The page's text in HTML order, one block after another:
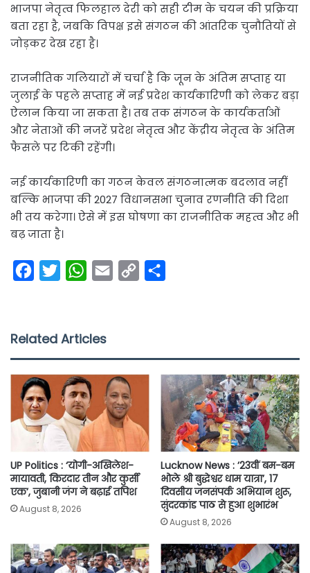
भाजपा नेतृत्व फिलहाल देरी को सही टीम के चयन की प्रक्रिया
बता रहा है, जबकि विपक्ष इसे संगठन की आंतरिक चुनौतियों से
जोड़कर देख रहा है।
राजनीतिक गलियारों में चर्चा है कि जून के अंतिम सप्ताह या
जुलाई के पहले सप्ताह में नई प्रदेश कार्यकारिणी को लेकर बड़ा
ऐलान किया जा सकता है। तब तक संगठन के कार्यकर्ताओं
और नेताओं की नजरें प्रदेश नेतृत्व और केंद्रीय नेतृत्व के अंतिम
फैसले पर टिकी रहेंगी।
नई कार्यकारिणी का गठन केवल संगठनात्मक बदलाव नहीं
बल्कि भाजपा की 2027 विधानसभा चुनाव रणनीति की दिशा
भी तय करेगा। ऐसे में इस घोषणा का राजनीतिक महत्व और भी
बढ़ जाता है।
e
o
o
k
t
e
r
W
t
A
p
p
i
Related Articles
UP Politics : ‘योगी-अखिलेश-
मायावती, किरदार तीन और कुर्सी
एक’, जुबानी जंग ने बढ़ाई तपिश
August 8, 2026
Lucknow News : ’23वीं बम-बम
भोले श्री बुद्धेश्वर धाम यात्रा’, 17
दिवसीय जनसंपर्क अभियान शुरू,
सुंदरकांड पाठ से हुआ शुभारंभ
August 8, 2026